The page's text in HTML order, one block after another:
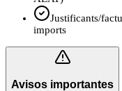
Justificants/
imports
Avisos importantes